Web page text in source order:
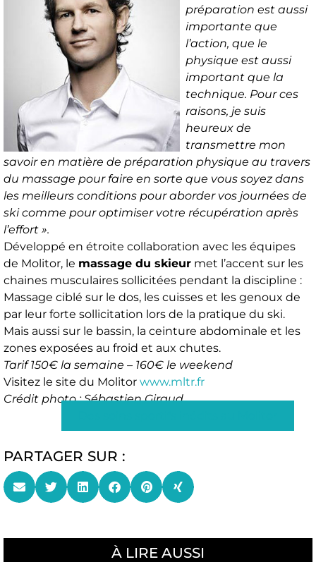
préparation est aussi
importante que
l’action, que le
physique est aussi
important que la
technique. Pour ces
raisons, je suis
heureux de
transmettre mon
savoir en matière de préparation physique au travers
du massage pour faire en sorte que vous soyez dans
les meilleurs conditions pour aborder vos journées de
ski comme pour optimiser votre récupération après
l’effort ».
Développé en étroite collaboration avec les équipes
de Molitor, le massage du skieur met l’accent sur les
chaines musculaires sollicitées pendant la discipline :
Massage ciblé sur le dos, les cuisses et les genoux de
par leur forte sollicitation lors de la pratique du ski.
Mais aussi sur le bassin, la ceinture abdominale et les
zones exposées au froid et aux chutes.
Tarif 150€ la semaine – 160€ le weekend
Visitez le site du Molitor www.mltr.fr
Crédit photo : Sébastien Giraud
PARTAGER SUR :
À LIRE AUSSI